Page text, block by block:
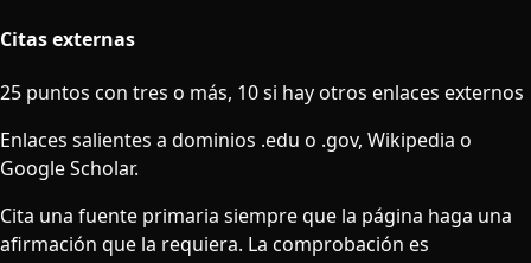
Citas externas
25 puntos con tres o más, 10 si hay otros enlaces externos
Enlaces salientes a dominios .edu o .gov, Wikipedia o
Google Scholar.
Cita una fuente primaria siempre que la página haga una
afirmación que la requiera. La comprobación es